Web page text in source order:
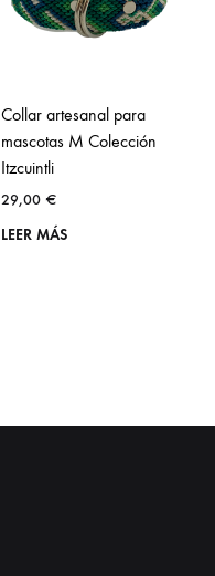
Collar artesanal para
mascotas M Colección
Itzcuintli
29,00 €
LEER MÁS